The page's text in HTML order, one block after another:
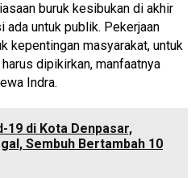
buruk kesibukan di akhir
ada untuk publik. Pekerjaan
kepentingan masyarakat, untuk
dipikirkan, manfaatnya
Indra.
19 di Kota Denpasar,
Sembuh Bertambah 10